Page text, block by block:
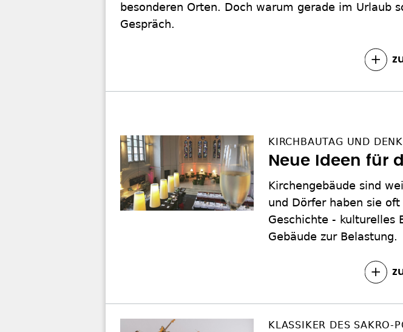
besonderen Orten. Doch warum gerade im Urlaub
Gespräch.
KIRCHBAUTAG UND
Neue Ideen für
Kirchengebäude sind
und Dörfer haben sie
Geschichte - kulturelles
Gebäude zur Belastung.
KLASSIKER DES SAKRO-